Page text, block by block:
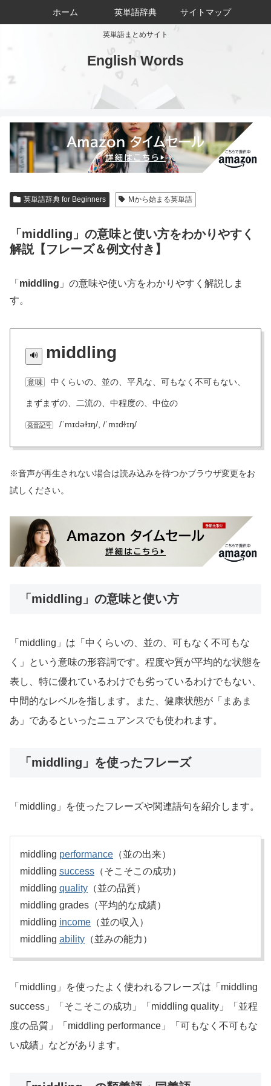
英単語まとめサイト
English Words
ホーム 英単語辞典 サイトマップ
英単語辞典 for Beginners Mから始まる英単語
「middling」の意味と使い方をわかりやすく
解説【フレーズ＆例文付き】
「 middling 」の意味や使い方をわかりやすく解説しま
す。
middling
意味 中くらいの、並の、平凡な、可もなく不可もない、
まずまずの、二流の、中程度の、中位の
発音記号 /ˈmɪdəɫɪŋ/, /ˈmɪdɫɪŋ/
※音声が再生されない場合は読み込みを待つかブラウザ変更をお
試しください。
「middling」の意味と使い方
「middling」は「中くらいの、並の、可もなく不可もな
く」という意味の形容詞です。程度や質が平均的な状態を
表し、特に優れているわけでも劣っているわけでもない、
中間的なレベルを指します。また、健康状態が「まあま
あ」であるといったニュアンスでも使われます。
「middling」を使ったフレーズ
「middling」を使ったフレーズや関連語句を紹介します。
middling performance （並の出来）
middling success （そこそこの成功）
middling quality （並の品質）
middling grades（平均的な成績）
middling income （並の収入）
middling ability （並みの能力）
「middling」を使ったよく使われるフレーズは「middling
success」「そこそこの成功」「middling quality」「並程
度の品質」「middling performance」「可もなく不可もな
い成績」などがあります。